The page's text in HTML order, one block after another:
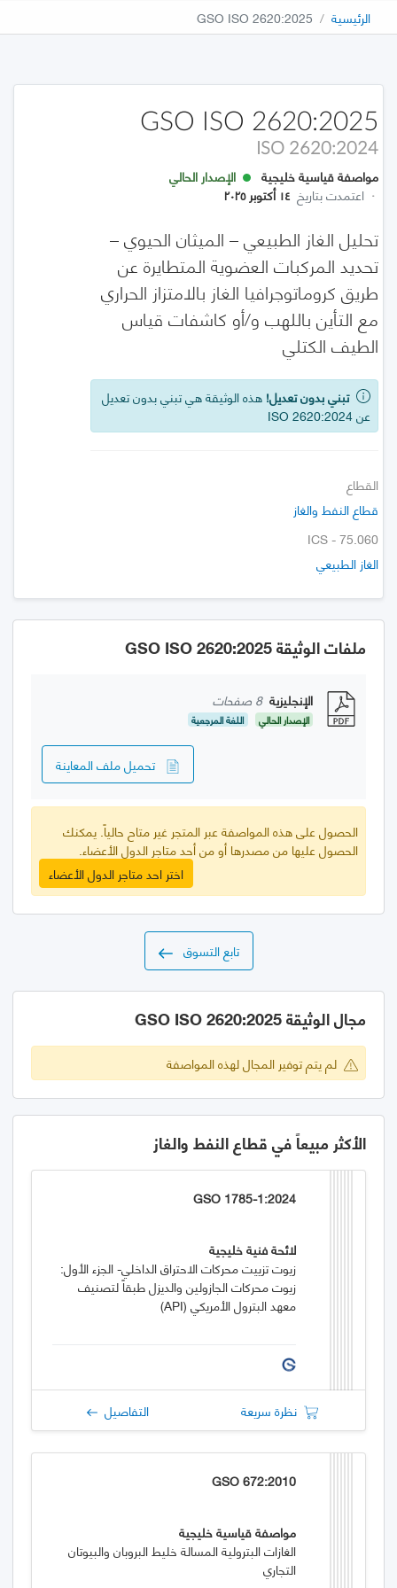
الرئيسية GSO ISO 2620:2025
GSO ISO 2620:2025
ISO 2620:2024
مواصفة قياسية خليجية
الإصدار الحالي
· اعتمدت بتاريخ ١٤ أكتوبر ٢٠٢٥
تحليل الغاز الطبيعي – الميثان الحيوي –
تحديد المركبات العضوية المتطايرة عن
طريق كروماتوجرافيا الغاز بالامتزاز الحراري
مع التأين باللهب و/أو كاشفات قياس
الطيف الكتلي
تبني بدون تعديل! هذه الوثيقة هي تبني بدون تعديل
عن ISO 2620:2024
القطاع
قطاع النفط والغاز
ICS - 75.060
الغاز الطبيعي
ملفات الوثيقة GSO ISO 2620:2025
الإنجليزية 8 صفحات
الإصدار الحالي اللغة المرجعية
تحميل ملف المعاينة
الحصول على هذه المواصفة عبر المتجر غير متاح حالياً. يمكنك
الحصول عليها من مصدرها أو من أحد متاجر الدول الأعضاء.
اختر احد متاجر الدول الأعضاء
تابع التسوق
مجال الوثيقة GSO ISO 2620:2025
لم يتم توفير المجال لهذه المواصفة
الأكثر مبيعاً في قطاع النفط والغاز
GSO 1785-1:2024
لائحة فنية خليجية
زيوت تزييت محركات الاحتراق الداخلي- الجزء الأول:
زيوت محركات الجازولين والديزل طبقاً لتصنيف
معهد البترول الأمريكي (API)
نظرة سريعة التفاصيل
GSO 672:2010
مواصفة قياسية خليجية
الغازات البترولية المسالة خليط البروبان والبيوتان
التجاري